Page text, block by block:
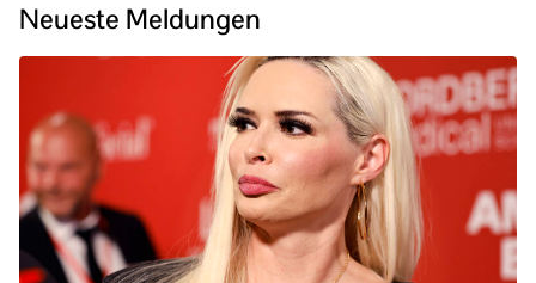
Neueste Meldungen